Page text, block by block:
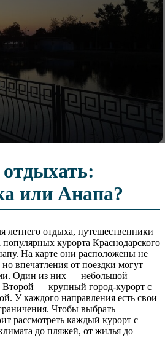
или Анапа?
летнего отдыха, путешественники
популярных курорта Краснодарского
На карте они расположены не
но впечатления от поездки могут
Один из них — небольшой
Второй — крупный город-курорт с
У каждого направления есть свои
Чтобы выбрать
рассмотреть каждый курорт с
до пляжей, от жилья до